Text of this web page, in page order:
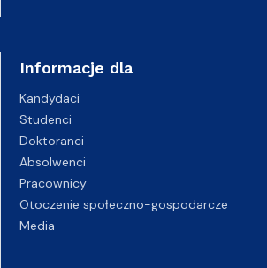
Informacje dla
Kandydaci
Studenci
Doktoranci
Absolwenci
Pracownicy
Otoczenie społeczno-gospodarcze
Media